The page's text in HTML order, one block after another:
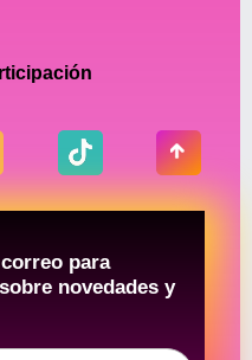
para
novedades y